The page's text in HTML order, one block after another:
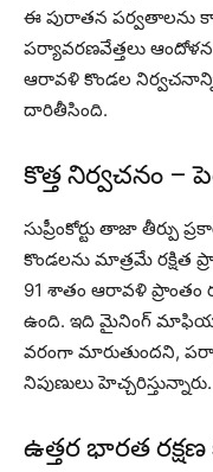
ఈ పురాతన పర్వతాలను
పర్యావరణవేత్తలు ఆందోళన
ఆరావళి కొండల నిర్వచనాన్ని
దారితీసింది.
కొత్త నిర్వచనం –
సుప్రీంకోర్టు తాజా తీర్పు
కొండలను మాత్రమే రక్షిత
91 శాతం ఆరావళి ప్రాంతం
ఉంది. ఇది మైనింగ్
వరంగా మారుతుందని,
నిపుణులు హెచ్చరిస్తున్నారు.
ఉత్తర భారత